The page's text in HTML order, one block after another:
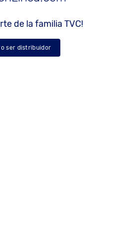
de la familia TVC!
ser distribuidor